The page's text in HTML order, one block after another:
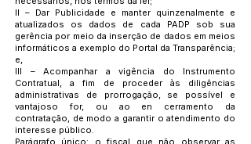
II – Dar Publicidade e manter quinzenalmente e
atualizados os dados de cada PADP sob sua
gerência por meio da inserção de dados em meios
informáticos a exemplo do Portal da Transparência;
e,
III – Acompanhar a vigência do Instrumento
Contratual, a fim de proceder às diligências
administrativas de prorrogação, se possível e
vantajoso for, ou ao en cerramento da
contratação, de modo a garantir o atendimento do
interesse público.
Parágrafo único: o fiscal que não observar as